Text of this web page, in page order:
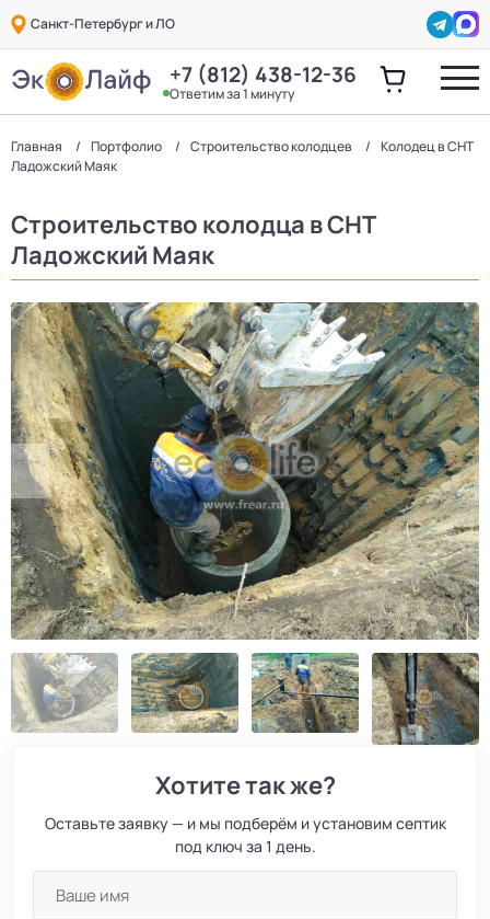
Санкт-Петербург и ЛО
+7 (812) 438-12-36
Ответим за 1 минуту
Главная Портфолио Строительство колодцев
Колодец в СНТ
Ладожский Маяк
Строительство колодца в СНТ
Ладожский Маяк
Хотите так же?
Оставьте заявку — и мы подберём и установим септик
под ключ за 1 день.